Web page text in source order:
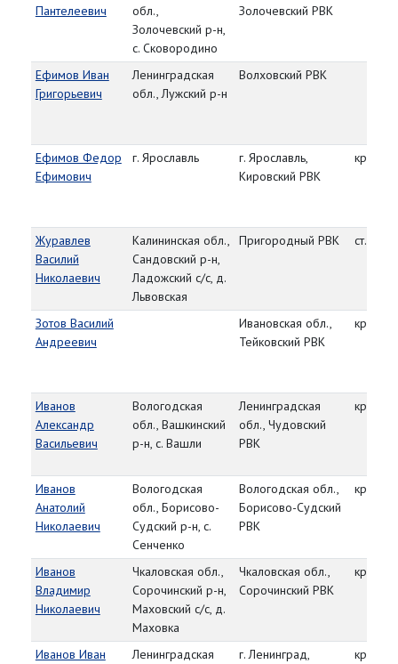
Пантелеевич
обл.,
Золочевский р-н,
с. Сковородино
Золочевский РВК
Ефимов Иван
Григорьевич
Ленинградская
обл., Лужский р-н
Волховский РВК
Ефимов Федор
Ефимович
г. Ярославль
г. Ярославль,
Кировский РВК
Журавлев
Василий
Николаевич
Калининская обл.,
Сандовский р-н,
Ладожский с/с, д.
Львовская
Пригородный РВК ст.
Зотов Василий
Андреевич
Ивановская обл.,
Тейковский РВК
Иванов
Александр
Васильевич
Вологодская
обл., Вашкинский
р-н, с. Вашли
Ленинградская
обл., Чудовский
РВК
Иванов
Анатолий
Николаевич
Вологодская
обл., Борисово-
Судский р-н, с.
Сенченко
Вологодская обл.,
Борисово-Судский
РВК
Иванов
Владимир
Николаевич
Чкаловская обл.,
Сорочинский р-н,
Маховский с/с, д.
Маховка
Чкаловская обл.,
Сорочинский РВК
Иванов Иван
Ленинградская
г. Ленинград,